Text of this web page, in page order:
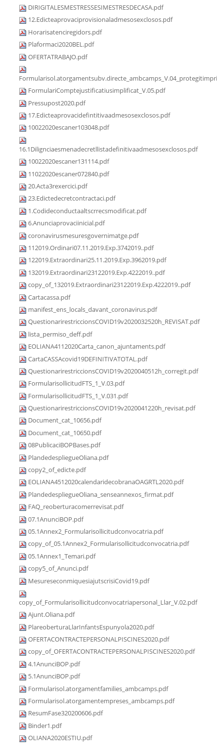
DIRIGITALESMESTRESSESIMESTRESDECASA.pdf
12.Edicteaprovaciprovisionaladmesosexclosos.pdf
Horarisatenciregidors.pdf
Plaformaci2020BEL.pdf
OFERTATRABAJO.pdf
FormulariComptejustificatiusimplificat_V.05.pdf
Pressupost2020.pdf
17.Edicteaprovacidefintitivaadmesosexclosos.pdf
10022020escaner103048.pdf
16.1Dilignciaesmenadecretllistadefinitivaadmesosexclosos.pdf
10022020escaner131114.pdf
11022020escaner072840.pdf
20.Acta3rexercici.pdf
23.Edictedecretcontractaci.pdf
1.Codideconductaaltscrrecsmodificat.pdf
6.Anunciaprovaciinicial.pdf
coronavirusmesuresgovernimatge.pdf
112019.Ordinari07.11.2019.Exp.3742019..pdf
122019.Extraordinari25.11.2019.Exp.3962019.pdf
132019.Extraordinari23122019.Exp.4222019..pdf
copy_of_132019.Extraordinari23122019.Exp.4222019..pdf
Cartacassa.pdf
manifest_ens_locals_davant_coronavirus.pdf
QuestionarirestriccionsCOVID19v2020032520h_REVISAT.pdf
lista_permiso_deff.pdf
EOLIANA4112020Carta_canon_ajuntaments.pdf
CartaCASSAcovid19DEFINITIVATOTAL.pdf
QuestionarirestriccionsCOVID19v2020040512h_corregit.pdf
FormularisollicitudFTS_1_V.03.pdf
FormularisollicitudFTS_1_V.031.pdf
QuestionarirestriccionsCOVID19v2020041220h_revisat.pdf
Document_cat_10656.pdf
Document_cat_10650.pdf
08PublicaciBOPBases.pdf
PlandedespliegueOliana.pdf
copy2_of_edicte.pdf
EOLIANA4512020calendaridecobranaOAGRTL2020.pdf
PlandedespliegueOliana_senseannexos_firmat.pdf
FAQ_reoberturacomerrevisat.pdf
07.1AnunciBOP.pdf
05.1Annex2_Formularisollicitudconvocatria.pdf
copy_of_05.1Annex2_Formularisollicitudconvocatria.pdf
05.1Annex1_Temari.pdf
copy5_of_Anunci.pdf
MesureseconmiquesiajutscrisiCovid19.pdf
copy_of_Formularisollicitudconvocatriapersonal_Llar_V.02.pdf
Ajunt.Oliana.pdf
PlareoberturaLlarInfantsEspunyola2020.pdf
OFERTACONTRACTEPERSONALPISCINES2020.pdf
copy_of_OFERTACONTRACTEPERSONALPISCINES2020.pdf
4.1AnunciBOP.pdf
5.1AnunciBOP.pdf
Formularisol.atorgamentfamilies_ambcamps.pdf
Formularisol.atorgamentempreses_ambcamps.pdf
ResumFase320200606.pdf
Binder1.pdf
OLIANA2020ESTIU.pdf